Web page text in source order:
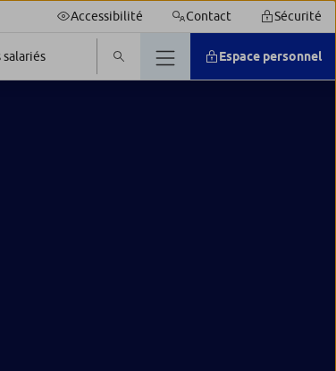
Accessibilité Contact Sécurité
salariés Espace personnel